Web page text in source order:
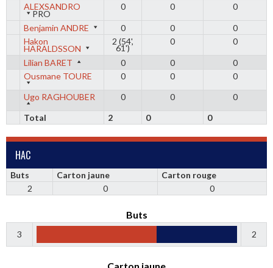
ALEXSANDRO
PRO
0 0 0
Benjamin ANDRE 0 0
0
Hakon
HARALDSSON
2 (54',
61')
0 0
Lilian BARET 0 0
0
Ousmane TOURE
0 0
0
Ugo RAGHOUBER
0 0
0
Total
2 0 0
HAC
Buts Carton jaune
Carton rouge
2
0 0
Buts
3 2
Carton jaune